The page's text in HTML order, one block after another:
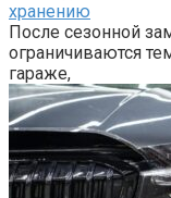
хранению
После сезонной
ограничиваются
гараже,